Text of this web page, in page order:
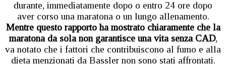
durante, immediatamente dopo o entro 24 ore dopo
aver corso una maratona o un lungo allenamento.
Mentre questo rapporto ha mostrato chiaramente che la
maratona da sola non garantisce una vita senza CAD,
va notato che i fattori che contribuiscono al fumo e alla
dieta menzionati da Bassler non sono stati affrontati.